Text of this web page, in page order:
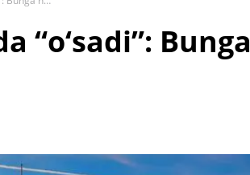
“o‘sadi”: Bunga